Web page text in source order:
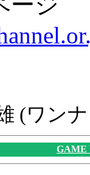
(ワン
GAME